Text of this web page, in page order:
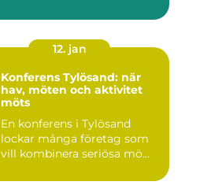
12. jan
Konferens Tylösand: när
hav, möten och aktivitet
möts
En konferens i Tylösand
lockar många företag som
vill kombinera seriösa mö...